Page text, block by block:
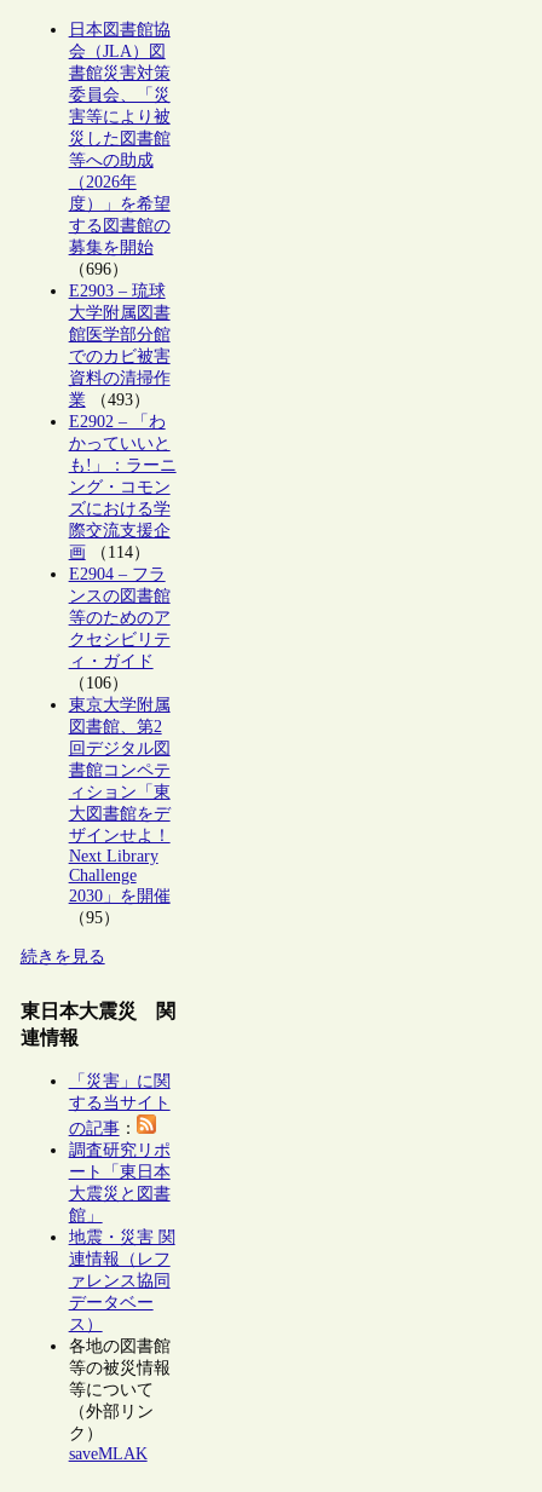
日本図書館協
会（JLA）図
書館災害対策
委員会、「災
害等により被
災した図書館
等への助成
（2026年
度）」を希望
する図書館の
募集を開始
（696）
E2903 – 琉球
大学附属図書
館医学部分館
でのカビ被害
資料の清掃作
業（493）
E2902 – 「わ
かっていいと
も!」：ラーニ
ング・コモン
ズにおける学
際交流支援企
画（114）
E2904 – フラ
ンスの図書館
等のためのア
クセシビリテ
ィ・ガイド
（106）
東京大学附属
図書館、第2
回デジタル図
書館コンペテ
ィション「東
大図書館をデ
ザインせよ！
Next Library
Challenge
2030」を開催
（95）
続きを見る
東日本大震災 関
連情報
「災害」に関
する当サイト
の記事：
調査研究リポ
ート「東日本
大震災と図書
館」
地震・災害 関
連情報（レフ
ァレンス協同
データベー
ス）
各地の図書館
等の被災情報
等について
（外部リン
ク）
saveMLAK